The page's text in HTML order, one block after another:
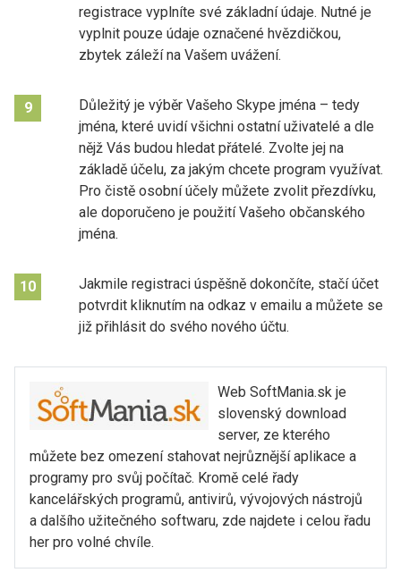
registrace vyplníte své základní údaje. Nutné je
vyplnit pouze údaje označené hvězdičkou,
zbytek záleží na Vašem uvážení.
9
Důležitý je výběr Vašeho Skype jména – tedy
jména, které uvidí všichni ostatní uživatelé a dle
nějž Vás budou hledat přátelé. Zvolte jej na
základě účelu, za jakým chcete program využívat.
Pro čistě osobní účely můžete zvolit přezdívku,
ale doporučeno je použití Vašeho občanského
jména.
10
Jakmile registraci úspěšně dokončíte, stačí účet
potvrdit kliknutím na odkaz v emailu a můžete se
již přihlásit do svého nového účtu.
Web SoftMania.sk je
slovenský download
server, ze kterého
můžete bez omezení stahovat nejrůznější aplikace a
programy pro svůj počítač. Kromě celé řady
kancelářských programů, antivirů, vývojových nástrojů
a dalšího užitečného softwaru, zde najdete i celou řadu
her pro volné chvíle.